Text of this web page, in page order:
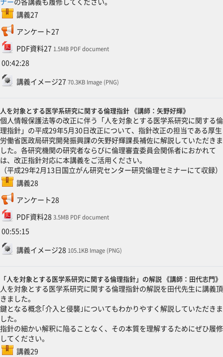
講義27
SCORMパッケージ
アンケート27フィードバック
PDF資料27
ファイル1.5MB PDF document
00:42:28
講義イメージ27ファイル70.3KB Image (PNG)
人を対象とする医学系研究に関する倫理指針 《講師：矢野好輝》
個人情報保護法等の改正に伴う「人を対象とする医学系研究に関する倫
理指針」の平成29年5月30日改正について、指針改正の担当である厚生
労働省医政局研究開発振興課の矢野好輝課長補佐に解説していただきま
した。各研究機関の研究者ならびに倫理審査委員会関係者におかれて
は、改正指針対応に本講義をご活用ください。
（平成29年2月13日国立がん研究センター研究倫理セミナーにて収録）
講義28
SCORMパッケージ
アンケート28フィードバック
PDF資料28
ファイル3.5MB PDF document
00:55:15
講義イメージ28
ファイル105.1KB Image (PNG)
「人を対象とする医学系研究に関する倫理指針」の解説 《講師：田代志門》
人を対象とする医学系研究に関する倫理指針の解説を田代先生に講義頂
きました。
鍵となる概念｢介入と侵襲｣についてもわかりやすく解説していただきま
した。
指針の細かい解釈に陥ることなく、その本質を理解するためにぜひ履修
してください。
講義29
SCORMパッケージ